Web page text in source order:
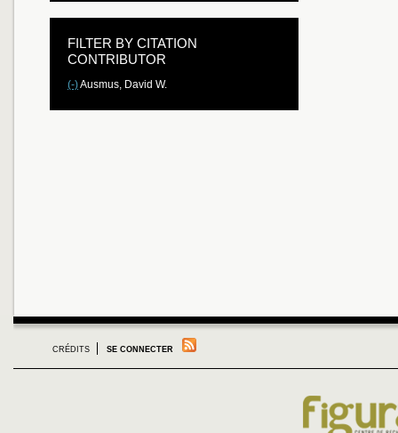
FILTER BY CITATION
CONTRIBUTOR
(-)Ausmus, David W.
CRÉDITS SE CONNECTER